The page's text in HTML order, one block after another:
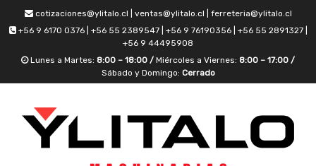
cotizaciones@ylitalo.cl | ventas@ylitalo.cl | ferreteria@ylitalo.cl
+56 9 6170 0376 | +56 55 2389547 | +56 9 76190356 | +56 55 2891327 |
+56 9 44495908
Lunes a Martes: 8:00 – 18:00 / Miércoles a Viernes: 8:00 – 17:00 /
Sábado y Domingo: Cerrado